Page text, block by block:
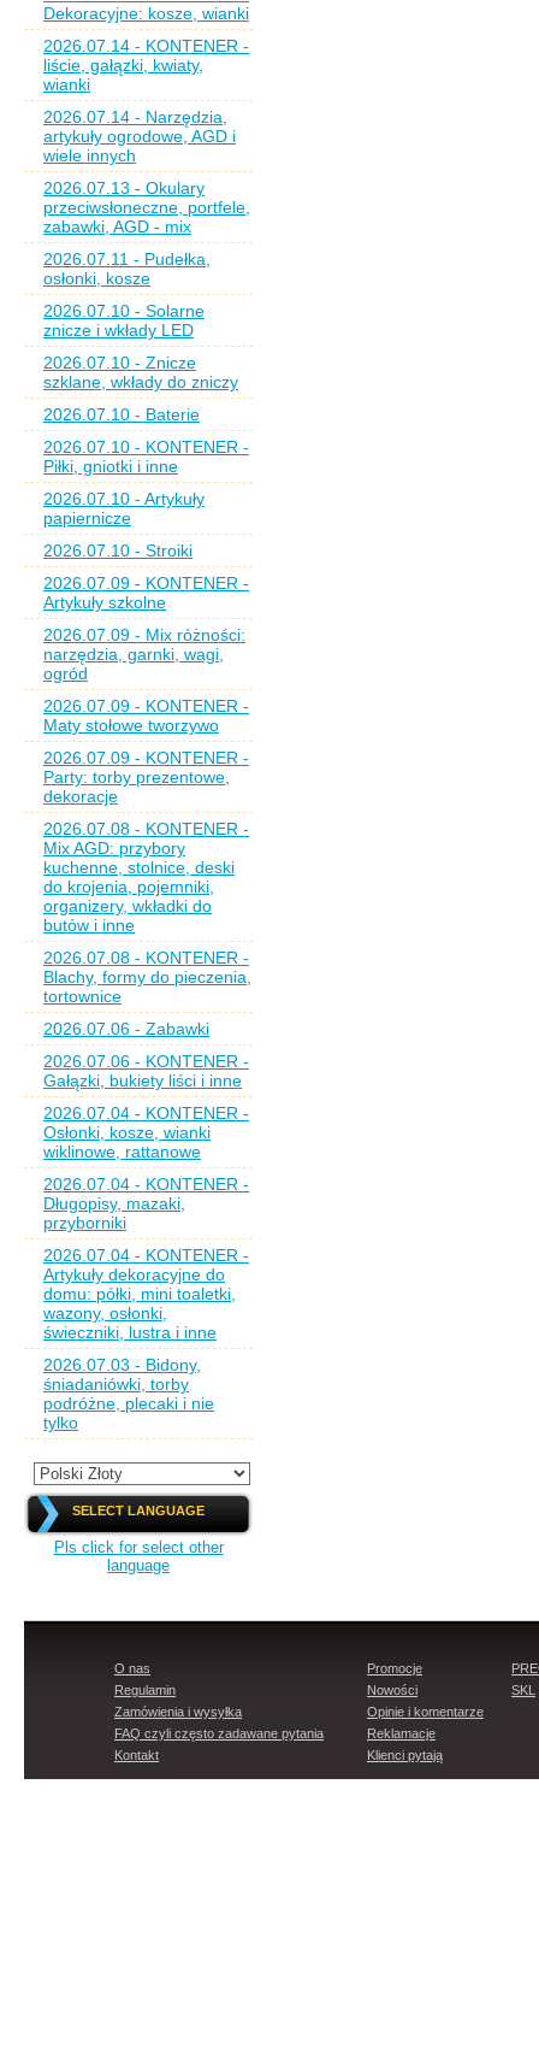
Dekoracyjne: kosze, wianki
2026.07.14 - KONTENER -
liście, gałązki, kwiaty,
wianki
2026.07.14 - Narzędzia,
artykuły ogrodowe, AGD i
wiele innych
2026.07.13 - Okulary
przeciwsłoneczne, portfele,
zabawki, AGD - mix
2026.07.11 - Pudełka,
osłonki, kosze
2026.07.10 - Solarne
znicze i wkłady LED
2026.07.10 - Znicze
szklane, wkłady do zniczy
2026.07.10 - Baterie
2026.07.10 - KONTENER -
Piłki, gniotki i inne
2026.07.10 - Artykuły
papiernicze
2026.07.10 - Stroiki
2026.07.09 - KONTENER -
Artykuły szkolne
2026.07.09 - Mix różności:
narzędzia, garnki, wagi,
ogród
2026.07.09 - KONTENER -
Maty stołowe tworzywo
2026.07.09 - KONTENER -
Party: torby prezentowe,
dekoracje
2026.07.08 - KONTENER -
Mix AGD: przybory
kuchenne, stolnice, deski
do krojenia, pojemniki,
organizery, wkładki do
butów i inne
2026.07.08 - KONTENER -
Blachy, formy do pieczenia,
tortownice
2026.07.06 - Zabawki
2026.07.06 - KONTENER -
Gałązki, bukiety liści i inne
2026.07.04 - KONTENER -
Osłonki, kosze, wianki
wiklinowe, rattanowe
2026.07.04 - KONTENER -
Długopisy, mazaki,
przyborniki
2026.07.04 - KONTENER -
Artykuły dekoracyjne do
domu: półki, mini toaletki,
wazony, osłonki,
świeczniki, lustra i inne
2026.07.03 - Bidony,
śniadaniówki, torby
podróżne, plecaki i nie
tylko
SELECT LANGUAGE
Pls click for select other
language
O nas
Regulamin
Zamówienia i wysyłka
FAQ czyli często zadawane pytania
Kontakt
Promocje
Nowości
Opinie i komentarze
Reklamacje
Klienci pytają
SKL